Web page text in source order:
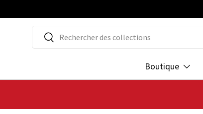
ALLER AU CONTENU
Recherche
Rechercher
Boutique